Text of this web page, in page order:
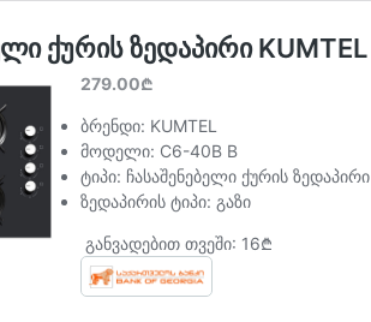
ქურის ზედაპირი
279.00₾
ბრენდი: KUMTEL
მოდელი: C6-40B B
ტიპი: ჩასაშენებელი ქურის ზედაპირი
ზედაპირის ტიპი: გაზი
განვადებით თვეში: 16₾